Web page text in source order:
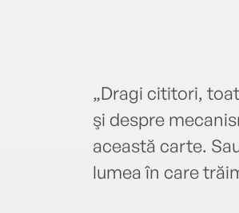
„Dragi cititori,
şi despre
această carte.
lumea în care